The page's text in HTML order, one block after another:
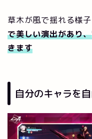
草木が風で揺れる様
で美しい演出があり
きます
自分のキャラを